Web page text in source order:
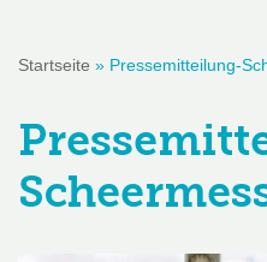
Startseite » Pressemitteilung-